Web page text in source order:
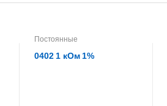
Постоянные
0402 1 кОм 1%